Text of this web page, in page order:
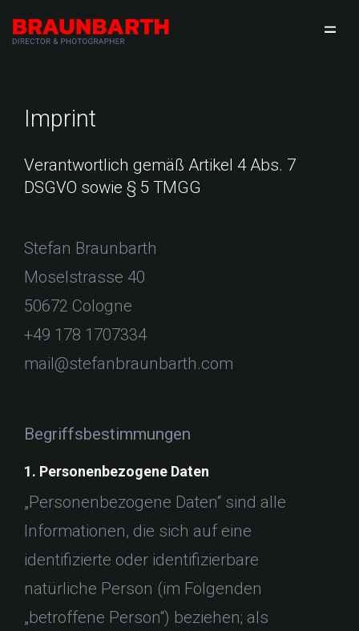
Imprint
Verantwortlich gemäß Artikel 4 Abs. 7
DSGVO sowie § 5 TMGG
Stefan Braunbarth
Moselstrasse 40
50672 Cologne
+49 178 1707334
mail@stefanbraunbarth.com
Begriffsbestimmungen
1. Personenbezogene Daten
„Personenbezogene Daten“ sind alle
Informationen, die sich auf eine
identifizierte oder identifizierbare
natürliche Person (im Folgenden
„betroffene Person“) beziehen; als